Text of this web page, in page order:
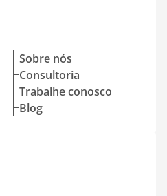
Sobre nós
Consultoria
Trabalhe conosco
Blog